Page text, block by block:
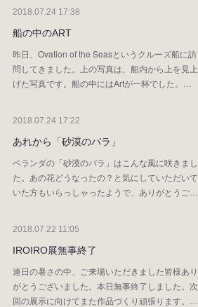
2018.07.24 17:38
船の中のART
昨日、Ovation of the Seasというクルーズ船に訪
問してきました。上の写真は、船内から上を見上
げた写真です。船の中にはArtが一杯でした。…
2018.07.24 17:22
あれから「砂漠のバラ」
ベランダの「砂漠のバラ」はこんな風に咲きまし
た。あの花どうなったの？と気にしていただいて
いた方もいらっしゃったようで、ありがとうご…
2018.07.22 11:05
IROIRO展無事終了
連日の暑さの中、ご来場いただきました皆様あり
がとうございました。本日無事終了しました。次
回の展示に向けてまた作品づくり頑張ります。…